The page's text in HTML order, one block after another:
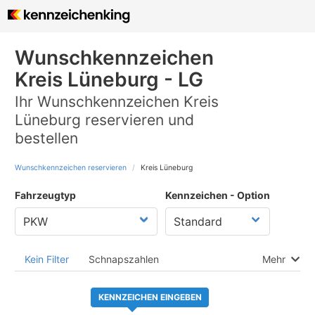
Wunschkennzeichen
Kreis Lüneburg - LG
Ihr Wunschkennzeichen Kreis
Lüneburg reservieren und
bestellen
Wunschkennzeichen reservieren Kreis Lüneburg
Fahrzeugtyp Kennzeichen - Option
Kein Filter Schnapszahlen Mehr
KENNZEICHEN EINGEBEN